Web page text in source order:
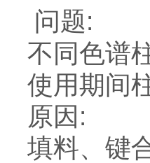
不同色谱
使用期间
原因:
填料、键